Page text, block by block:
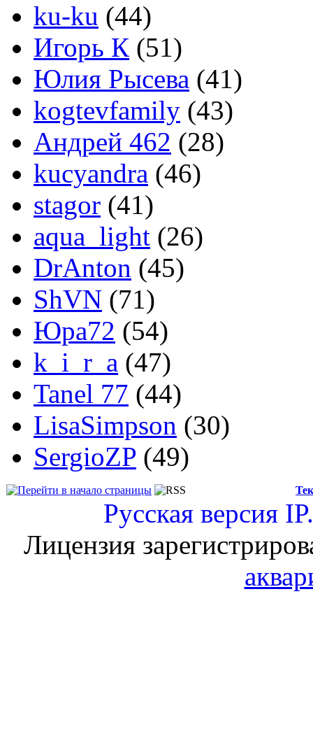
ku-ku (44)
Игорь К (51)
Юлия Рысева (41)
kogtevfamily (43)
Андрей 462 (28)
kucyandra (46)
stagor (41)
aqua_light (26)
DrAnton (45)
ShVN (71)
Юра72 (54)
k_i_r_a (47)
Tanel 77 (44)
LisaSimpson (30)
SergioZP (49)
Русская версия
Лицензия